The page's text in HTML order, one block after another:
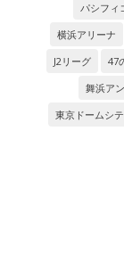
パシフィ
横浜アリーナ
J2リーグ
47
舞浜ア
東京ドームシ